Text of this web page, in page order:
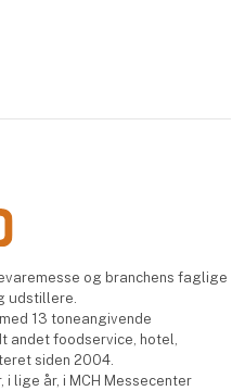
og branchens faglige
udstillere.
13 toneangivende
andet foodservice, hotel,
siden 2004.
lige år, i MCH Messecenter